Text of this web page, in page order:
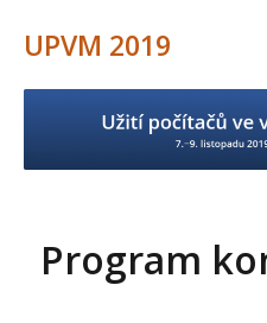
UPVM 2019
Program